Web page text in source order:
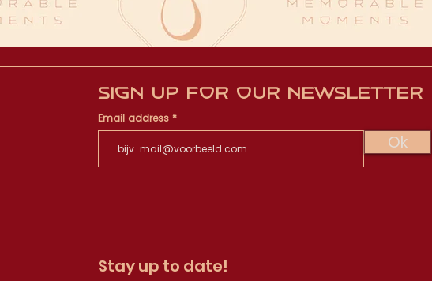
Sign up for our newsletter
Email address
Ok
Stay up to date!